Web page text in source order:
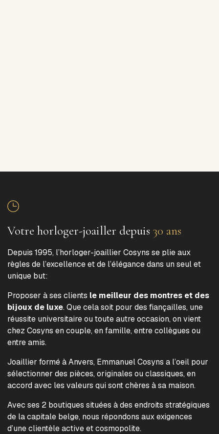
Votre horloger-joailler depuis 30 ans
Depuis 1995, l’horloger-joaillier Cosyns se plie aux
règles de l’excellence et de l’élégance dans un seul et
unique but:
Proposer à ses clients le meilleur des montres et des
bijoux de luxe. Que cela soit pour des fiançailles, une
réussite universitaire ou toute autre occasion, on vient
chez Cosyns en couple, en famille, entre collègues ou
entre amis.
Joaillier formé à Anvers, Emmanuel Cosyns a l’oeil pour
sélectionner des pièces, originales ou classiques, en
accord avec les valeurs qui sont chères à sa maison.
Avec ses 2 boutiques situées à des endroits stratégiques
de la capitale belge, nous répondons aux exigences
d’une clientèle active et cosmopolite.